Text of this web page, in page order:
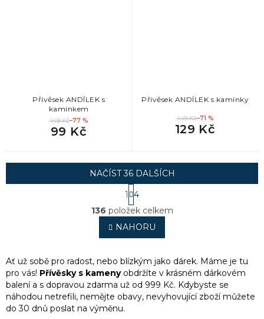
Přívěsek ANDÍLEK s
kamínkem
449 Kč–77 %
99 Kč
Přívěsek ANDÍLEK s kamínky
449 Kč–71 %
129 Kč
O
v
l
á
a
c
í
p
NAČÍST 36 DALŠÍCH
S
t
r
á
n
k
v
á
n
í
1
4
136 položek celkem
NAHORU
Ať už sobě pro radost, nebo blízkým jako dárek. Máme je tu
pro vás! Přívěsky s kameny obdržíte v krásném dárkovém
balení a s dopravou zdarma už od 999 Kč. Kdybyste se
náhodou netrefili, nemějte obavy, nevyhovující zboží můžete
do 30 dnů poslat na výměnu.